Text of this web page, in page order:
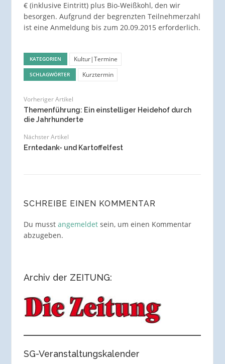
€ (inklusive Eintritt) plus Bio-Weißkohl, den wir
besorgen. Aufgrund der begrenzten Teilnehmerzahl
ist eine Anmeldung bis zum 20.09.2015 erforderlich.
KATEGORIEN Kultur|Termine
SCHLAGWÖRTER Kurztermin
Vorheriger Artikel
Themenführung: Ein einstelliger Heidehof durch
die Jahrhunderte
Nächster Artikel
Erntedank- und Kartoffelfest
SCHREIBE EINEN KOMMENTAR
Du musst angemeldetsein, um einen Kommentar
abzugeben.
Archiv der ZEITUNG:
SG-Veranstaltungskalender